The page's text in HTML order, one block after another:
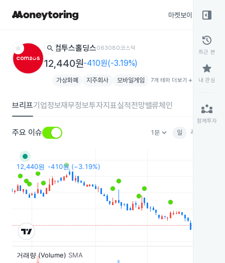
마켓보이스
star search 컴투스홀딩스063080코스닥
12,440원-410원(-3.19%)
가상화폐 지주회사 모바일게임 7개 테마 더보기 add
브리프기업정보재무정보투자지표실적전망밸류체인
주요 이슈 1분keyboard_arrow_down 일 주
right_panel_open
history
최근 본
star
내 관심
partner_exchange
함께투자